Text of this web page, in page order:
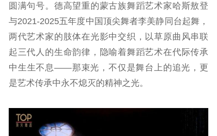
圆满句号。德高望重的蒙古族舞蹈艺术家哈斯敖登
与2021-2025五年度中国顶尖舞者李美静同台起舞，
两代艺术家的肢体在光影中交织，以草原曲风串联
起三代人的生命韵律，隐喻着舞蹈艺术在代际传承
中生生不息——那束光，不仅是舞台上的追光，更
是艺术传承中永不熄灭的精神之光。